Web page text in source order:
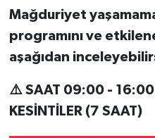
Mağduriyet
programını ve
aşağıdan
⚠️ SAAT 09:00 - 16:00
KESİNTİLER (7 SAAT)